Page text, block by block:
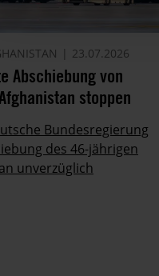
23.07.2026
Abschiebung von
stoppen
Bundesregierung
des 46-jährigen
unverzüglich